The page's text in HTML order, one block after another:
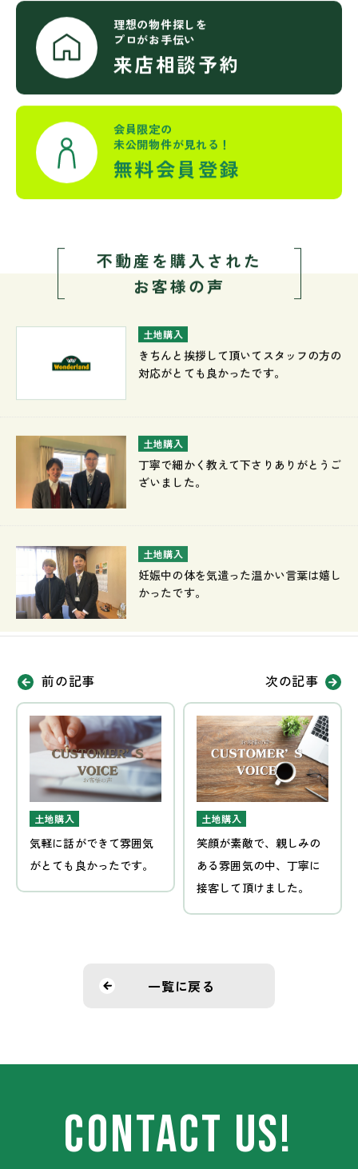
理想の物件探しを
プロがお手伝い
来店相談予約
会員限定の
未公開物件が見れる！
無料会員登録
不動産を購入された
お客様の声
土地購入
きちんと挨拶して頂いてスタッフの方の
対応がとても良かったです。
土地購入
丁寧で細かく教えて下さりありがとうご
ざいました。
土地購入
妊娠中の体を気遣った温かい言葉は嬉し
かったです。
前の記事
土地購入
気軽に話ができて雰囲気
がとても良かったです。
次の記事
土地購入
笑顔が素敵で、親しみの
ある雰囲気の中、丁寧に
接客して頂けました。
一覧に戻る
CONTACT US!